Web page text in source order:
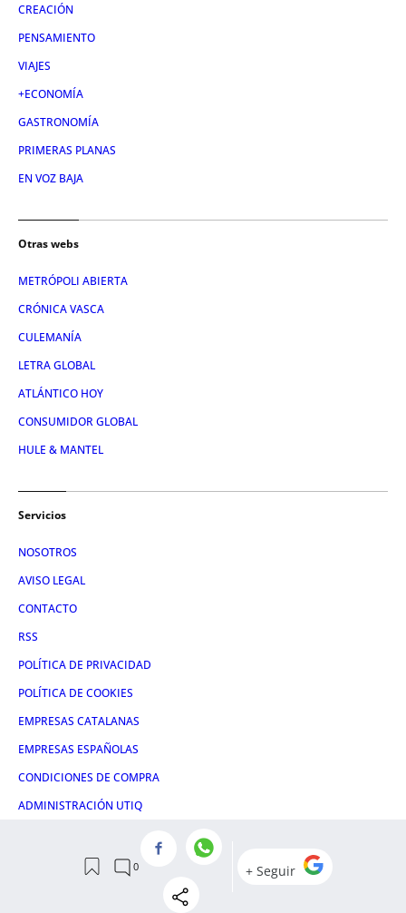
CREACIÓN
PENSAMIENTO
VIAJES
+ECONOMÍA
GASTRONOMÍA
PRIMERAS PLANAS
EN VOZ BAJA
Otras webs
METRÓPOLI ABIERTA
CRÓNICA VASCA
CULEMANÍA
LETRA GLOBAL
ATLÁNTICO HOY
CONSUMIDOR GLOBAL
HULE & MANTEL
Servicios
NOSOTROS
AVISO LEGAL
CONTACTO
RSS
POLÍTICA DE PRIVACIDAD
POLÍTICA DE COOKIES
EMPRESAS CATALANAS
EMPRESAS ESPAÑOLAS
CONDICIONES DE COMPRA
ADMINISTRACIÓN UTIQ